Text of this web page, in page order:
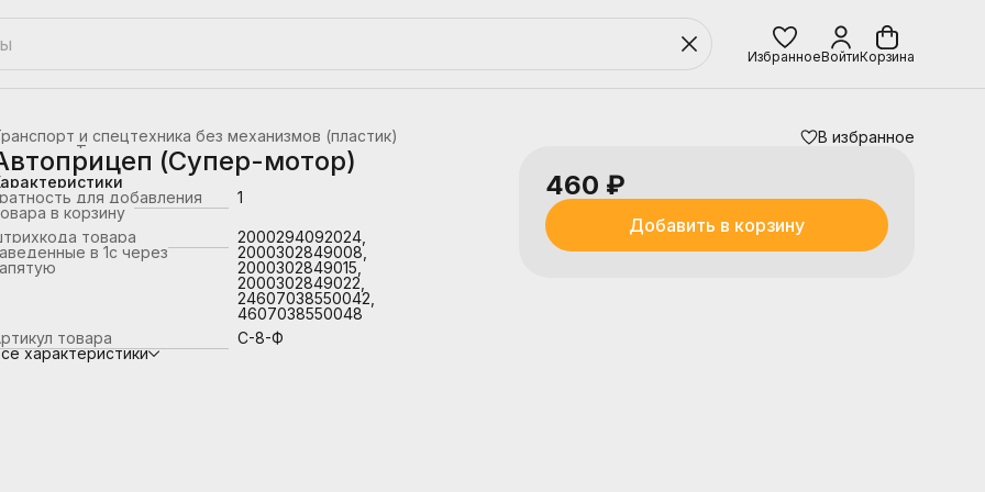
ИзбранноеВойтиКорзина
и спецтехника без механизмов (пластик)
Транспорт
›
(Супер-мотор)
для добавления
в корзину
1
товара
в 1с через
2000294092024,
2000302849008,
2000302849015,
2000302849022,
24607038550042,
4607038550048
товара
С-8-Ф
характеристики
В избранное
460 ₽
Добавить в корзину